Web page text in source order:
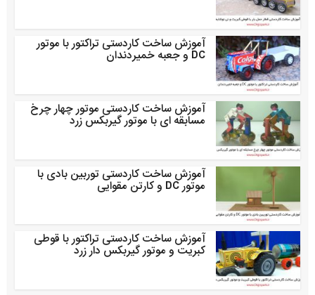
آموزش ساخت کاردستی تراکتور با موتور
DC و جعبه خمیردندان
آموزش ساخت کاردستی موتور چهار چرخ
مسابقه ای با موتور گیربکس زرد
آموزش ساخت کاردستی توربین بادی با
موتور DC و کارتن مقوایی
آموزش ساخت کاردستی تراکتور با قوطی
کبریت و موتور گیربکس دار زرد